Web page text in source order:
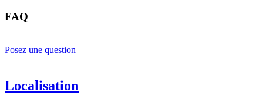
FAQ
Posez une question
Localisation